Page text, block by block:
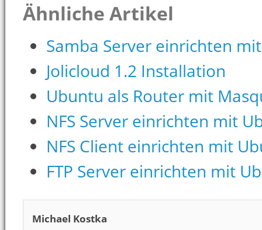
Ähnliche Artikel
Samba Server einrichten
Jolicloud 1.2 Installation
Ubuntu als Router mit
NFS Server einrichten mit
NFS Client einrichten mit
FTP Server einrichten mit
Michael Kostka